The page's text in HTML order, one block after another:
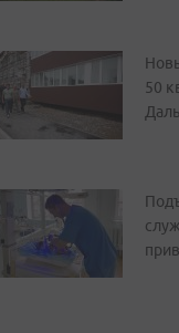
50